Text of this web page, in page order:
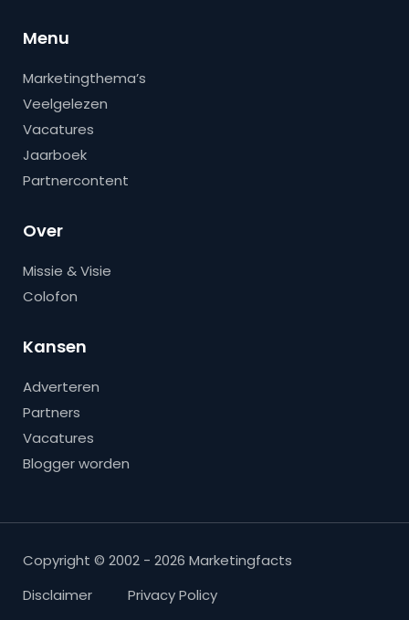
Menu
Marketingthema’s
Veelgelezen
Vacatures
Jaarboek
Partnercontent
Over
Missie & Visie
Colofon
Kansen
Adverteren
Partners
Vacatures
Blogger worden
Copyright © 2002 - 2026 Marketingfacts
Disclaimer
Privacy Policy